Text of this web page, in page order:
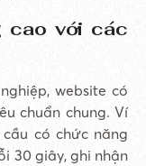
cao với các
website có
chuẩn chung. Ví
có chức năng
30 giây, ghi nhận